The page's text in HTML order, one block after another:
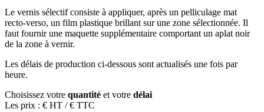
Le vernis sélectif consiste à appliquer, après un pelliculage mat
recto-verso, un film plastique brillant sur une zone sélectionnée. Il
faut fournir une maquette supplémentaire comportant un aplat noir
de la zone à vernir.
Les délais de production ci-dessous sont actualisés une fois par
heure.
Choisissez votre quantité et votre délai
Les prix : € HT /€ TTC